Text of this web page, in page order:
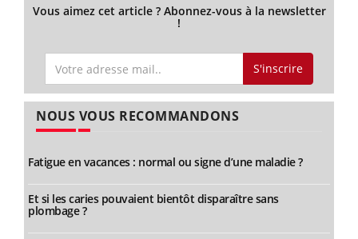
Vous aimez cet article ? Abonnez-vous à la newsletter
!
S'inscrire
NOUS VOUS RECOMMANDONS
Fatigue en vacances : normal ou signe d’une maladie ?
Et si les caries pouvaient bientôt disparaître sans
plombage ?